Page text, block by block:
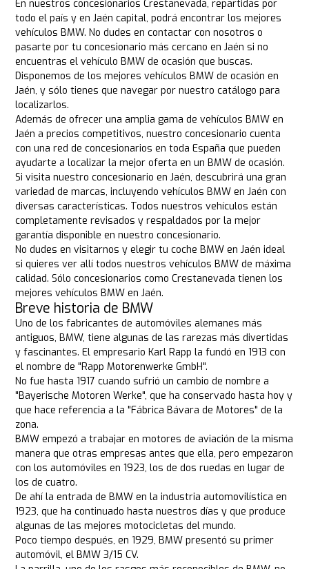
En nuestros concesionarios Crestanevada, repartidas por
todo el país y en Jaén capital, podrá encontrar los mejores
vehículos BMW. No dudes en contactar con nosotros o
pasarte por tu concesionario más cercano en Jaén si no
encuentras el vehículo BMW de ocasión que buscas.
Disponemos de los mejores vehículos BMW de ocasión en
Jaén, y sólo tienes que navegar por nuestro catálogo para
localizarlos.
Además de ofrecer una amplia gama de vehículos BMW en
Jaén a precios competitivos, nuestro concesionario cuenta
con una red de concesionarios en toda España que pueden
ayudarte a localizar la mejor oferta en un BMW de ocasión.
Si visita nuestro concesionario en Jaén, descubrirá una gran
variedad de marcas, incluyendo vehículos BMW en Jaén con
diversas características. Todos nuestros vehículos están
completamente revisados y respaldados por la mejor
garantía disponible en nuestro concesionario.
No dudes en visitarnos y elegir tu coche BMW en Jaén ideal
si quieres ver allí todos nuestros vehículos BMW de máxima
calidad. Sólo concesionarios como Crestanevada tienen los
mejores vehículos BMW en Jaén.
Breve historia de BMW
Uno de los fabricantes de automóviles alemanes más
antiguos, BMW, tiene algunas de las rarezas más divertidas
y fascinantes. El empresario Karl Rapp la fundó en 1913 con
el nombre de "Rapp Motorenwerke GmbH".
No fue hasta 1917 cuando sufrió un cambio de nombre a
"Bayerische Motoren Werke", que ha conservado hasta hoy y
que hace referencia a la "Fábrica Bávara de Motores" de la
zona.
BMW empezó a trabajar en motores de aviación de la misma
manera que otras empresas antes que ella, pero empezaron
con los automóviles en 1923, los de dos ruedas en lugar de
los de cuatro.
De ahí la entrada de BMW en la industria automovilística en
1923, que ha continuado hasta nuestros días y que produce
algunas de las mejores motocicletas del mundo.
Poco tiempo después, en 1929, BMW presentó su primer
automóvil, el BMW 3/15 CV.